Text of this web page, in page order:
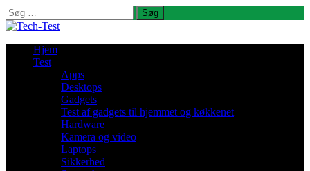
Søg
efter:
Hjem
Test
Apps
Desktops
Gadgets
Test af gadgets til hjemmet og køkkenet
Hardware
Kamera og video
Laptops
Sikkerhed